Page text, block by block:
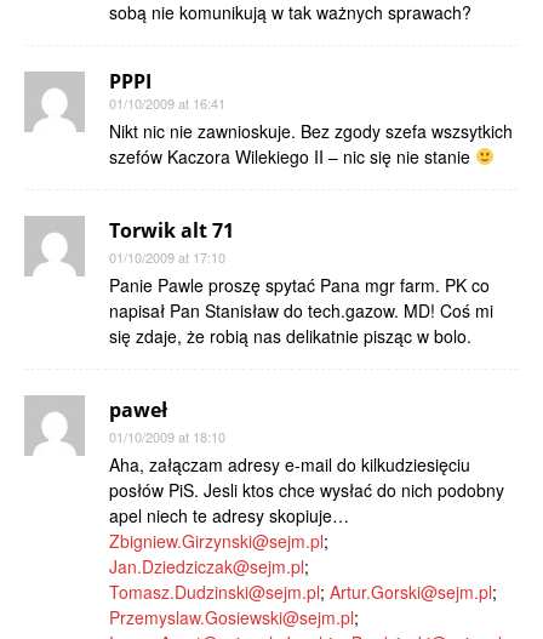
sobą nie komunikują w tak ważnych sprawach?
PPPI
01/10/2009 at 16:41
Nikt nic nie zawnioskuje. Bez zgody szefa wszsytkich
szefów Kaczora Wilekiego II – nic się nie stanie
Torwik alt 71
01/10/2009 at 17:10
Panie Pawle proszę spytać Pana mgr farm. PK co
napisał Pan Stanisław do tech.gazow. MD! Coś mi
się zdaje, że robią nas delikatnie pisząc w bolo.
paweł
01/10/2009 at 18:10
Aha, załączam adresy e-mail do kilkudziesięciu
posłów PiS. Jesli ktos chce wysłać do nich podobny
apel niech te adresy skopiuje…
Zbigniew.Girzynski@sejm.pl;
Jan.Dziedziczak@sejm.pl;
Tomasz.Dudzinski@sejm.pl; Artur.Gorski@sejm.pl;
Przemyslaw.Gosiewski@sejm.pl;